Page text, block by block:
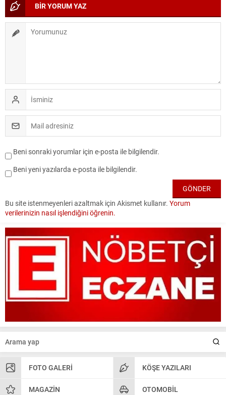
FOTO GALERI KÖŞE YAZILARI
MAGAZIN OTOMOBIL
BİR YORUM YAZ
Beni sonraki yorumlar için e-posta ile bilgilendir.
Beni yeni yazılarda e-posta ile bilgilendir.
Bu site istenmeyenleri azaltmak için Akismet kullanır. Yorum
verilerinizin nasıl işlendiğini öğrenin.